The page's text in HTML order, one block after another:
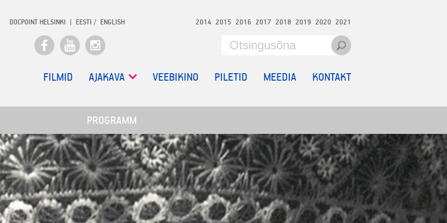
DOCPOINT HELSINKI EESTI ENGLISH 2014 2015 2016 2017 2018 2019 2020 2021
FILMID AJAKAVA VEEBIKINO PILETID MEEDIA KONTAKT
PROGRAMM